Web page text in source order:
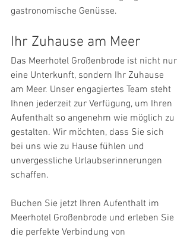
gastronomische Genüsse.
Ihr Zuhause am Meer
Das Meerhotel Großenbrode ist nicht nur
eine Unterkunft, sondern Ihr Zuhause
am Meer. Unser engagiertes Team steht
Ihnen jederzeit zur Verfügung, um Ihren
Aufenthalt so angenehm wie möglich zu
gestalten. Wir möchten, dass Sie sich
bei uns wie zu Hause fühlen und
unvergessliche Urlaubserinnerungen
schaffen.
Buchen Sie jetzt Ihren Aufenthalt im
Meerhotel Großenbrode und erleben Sie
die perfekte Verbindung von